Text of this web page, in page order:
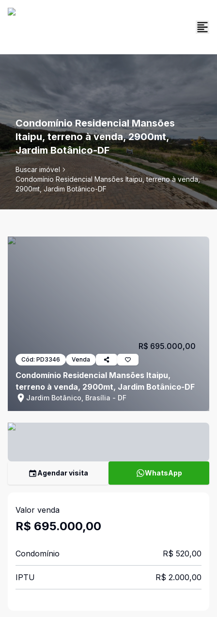
Condomínio Residencial Mansões
Itaipu, terreno à venda, 2900mt,
Jardim Botânico-DF
Buscar imóvel
Condomínio Residencial Mansões Itaipu, terreno à venda,
2900mt, Jardim Botânico-DF
Cód: PD3346 Venda
Condomínio Residencial Mansões Itaipu,
terreno à venda, 2900mt, Jardim Botânico-DF
Jardim Botânico, Brasília - DF
R$ 695.000,00
Agendar visita WhatsApp
Valor venda
R$ 695.000,00
Condomínio R$ 520,00
IPTU R$ 2.000,00